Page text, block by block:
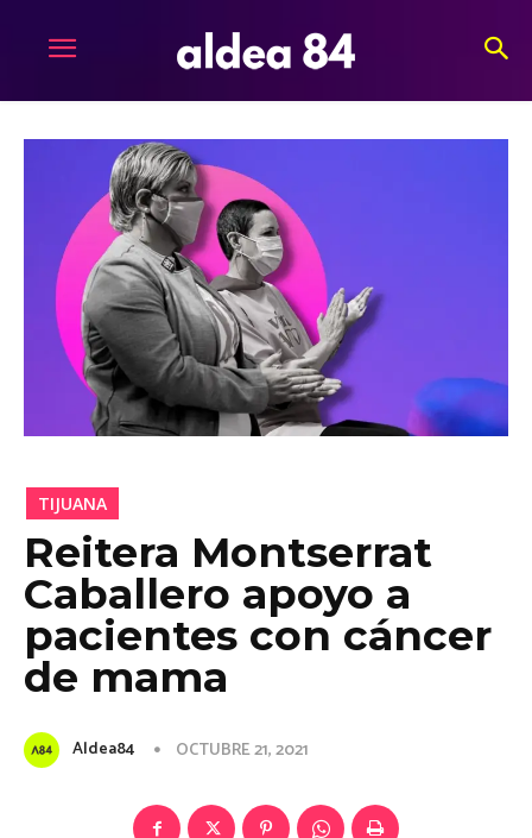
TIJUANA
Reitera Montserrat
Caballero apoyo a
pacientes con cáncer
de mama
Aldea84 OCTUBRE 21, 2021